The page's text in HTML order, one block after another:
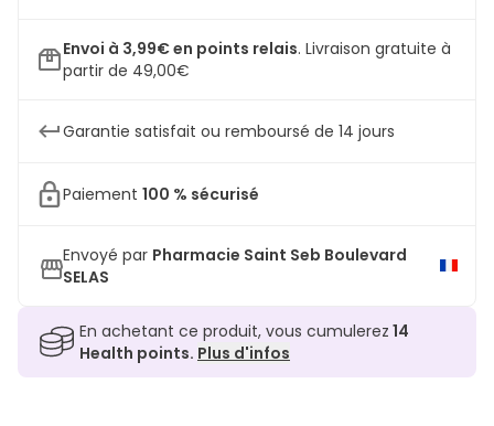
Envoi à 3,99€ en points relais. Livraison gratuite à
partir de 49,00€
Garantie satisfait ou remboursé de 14 jours
Paiement 100 % sécurisé
Envoyé par Pharmacie Saint Seb Boulevard
SELAS
En achetant ce produit, vous cumulerez 14
Health points. Plus d'infos